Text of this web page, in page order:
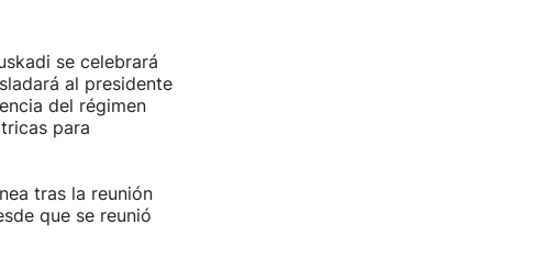
se celebrará
al presidente
del régimen
para
tras la reunión
que se reunió